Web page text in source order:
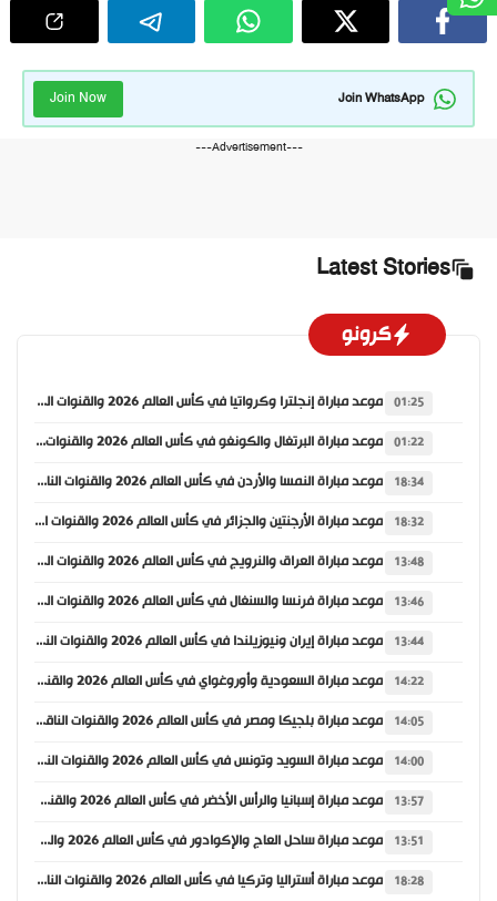
Join WhatsApp
Join Now
---Advertisement---
Latest Stories
كرونو
01:25 موعد مباراة إنجلترا وكرواتيا في كأس العالم 2026 والقنوات الناقلة
01:22 موعد مباراة البرتغال والكونغو في كأس العالم 2026 والقنوات الناقلة
18:34 موعد مباراة النمسا والأردن في كأس العالم 2026 والقنوات الناقلة
18:32 موعد مباراة الأرجنتين والجزائر في كأس العالم 2026 والقنوات الناقلة
13:48 موعد مباراة العراق والنرويج في كأس العالم 2026 والقنوات الناقلة
13:46 موعد مباراة فرنسا والسنغال في كأس العالم 2026 والقنوات الناقلة
13:44 موعد مباراة إيران ونيوزيلندا في كأس العالم 2026 والقنوات الناقلة
14:22 موعد مباراة السعودية وأوروغواي في كأس العالم 2026 والقنوات الناقلة
14:05 موعد مباراة بلجيكا ومصر في كأس العالم 2026 والقنوات الناقلة
14:00 موعد مباراة السويد وتونس في كأس العالم 2026 والقنوات الناقلة
13:57 موعد مباراة إسبانيا والرأس الأخضر في كأس العالم 2026 والقنوات الناقلة
13:51 موعد مباراة ساحل العاج والإكوادور في كأس العالم 2026 والقنوات الناقلة
18:28 موعد مباراة أستراليا وتركيا في كأس العالم 2026 والقنوات الناقلة